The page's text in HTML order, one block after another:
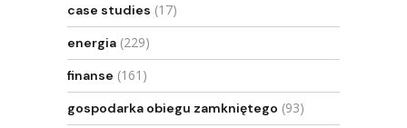
case studies (17)
energia (229)
finanse (161)
gospodarka obiegu zamkniętego (93)